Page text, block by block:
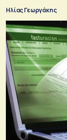
Ηλίας Γεωργάκης